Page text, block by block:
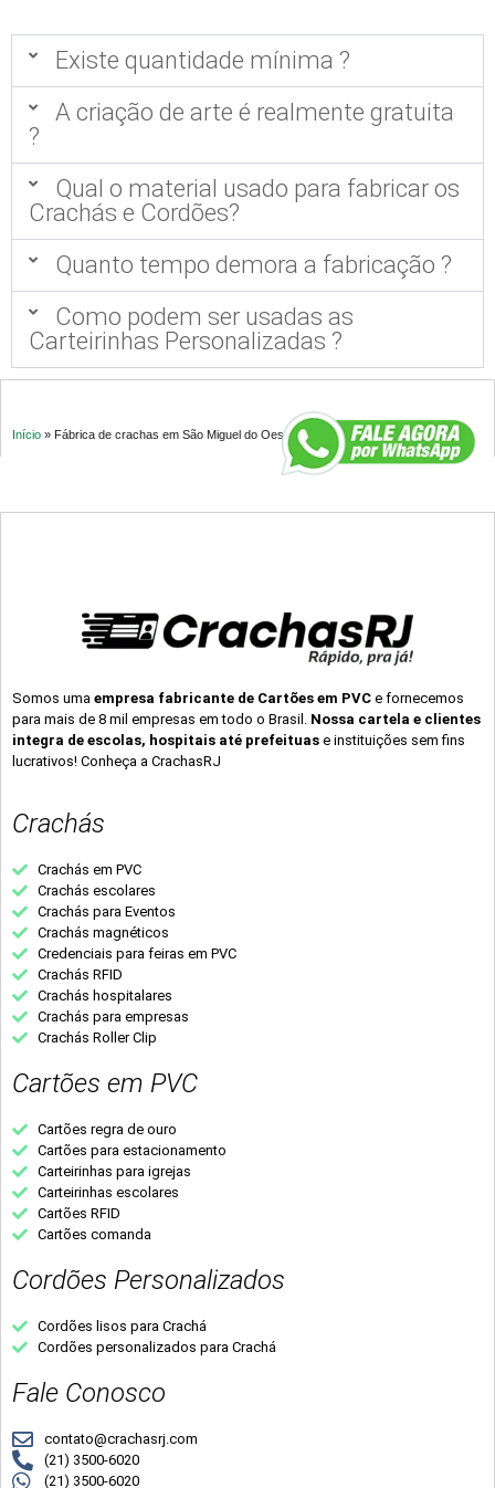
Existe quantidade mínima ?
A criação de arte é realmente gratuita
?
Qual o material usado para fabricar os
Crachás e Cordões?
Quanto tempo demora a fabricação ?
Como podem ser usadas as
Carteirinhas Personalizadas ?
Início » Fábrica de crachas em São Miguel do Oeste SC
Somos uma empresa fabricante de Cartões em PVC e fornecemos
para mais de 8 mil empresas em todo o Brasil. Nossa cartela e clientes
integra de escolas, hospitais até prefeituas e instituições sem fins
lucrativos! Conheça a CrachasRJ
Crachás
Crachás em PVC
Crachás escolares
Crachás para Eventos
Crachás magnéticos
Credenciais para feiras em PVC
Crachás RFID
Crachás hospitalares
Crachás para empresas
Crachás Roller Clip
Cartões em PVC
Cartões regra de ouro
Cartões para estacionamento
Carteirinhas para igrejas
Carteirinhas escolares
Cartões RFID
Cartões comanda
Cordões Personalizados
Cordões lisos para Crachá
Cordões personalizados para Crachá
Fale Conosco
contato@crachasrj.com
(21) 3500-6020
(21) 3500-6020